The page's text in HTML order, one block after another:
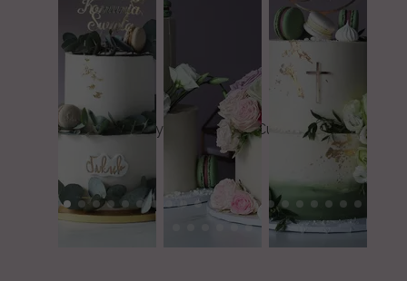
Słodka Fabryka Pracownia Cukiernicza
& Cafe